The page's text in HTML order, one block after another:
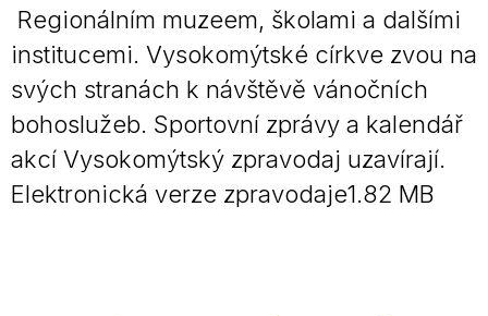
Regionálním muzeem, školami a dalšími
institucemi. Vysokomýtské církve zvou na
svých stranách k návštěvě vánočních
bohoslužeb. Sportovní zprávy a kalendář
akcí Vysokomýtský zpravodaj uzavírají.
Elektronická verze zpravodaje1.82 MB